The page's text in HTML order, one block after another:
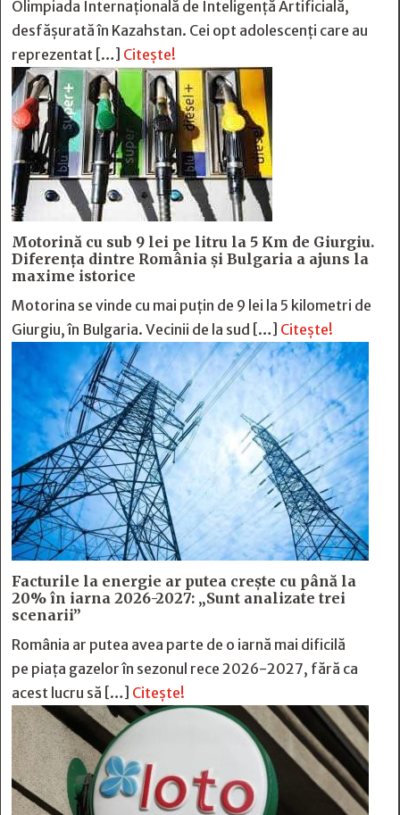
Olimpiada Internațională de Inteligență Artificială,
desfășurată în Kazahstan. Cei opt adolescenți care au
reprezentat […] Citește!
Motorină cu sub 9 lei pe litru la 5 Km de Giurgiu.
Diferența dintre România și Bulgaria a ajuns la
maxime istorice
Motorina se vinde cu mai puțin de 9 lei la 5 kilometri de
Giurgiu, în Bulgaria. Vecinii de la sud […] Citește!
Facturile la energie ar putea crește cu până la
20% în iarna 2026-2027: „Sunt analizate trei
scenarii”
România ar putea avea parte de o iarnă mai dificilă
pe piața gazelor în sezonul rece 2026-2027, fără ca
acest lucru să […] Citește!